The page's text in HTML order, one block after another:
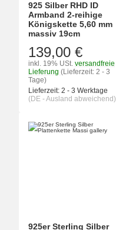
925 Silber RHD ID
Armband 2-reihige
Königskette 5,60 mm
massiv 19cm
139,00 €
inkl. 19% USt. versandfreie
Lieferung (Lieferzeit: 2 - 3
Tage)
Lieferzeit: 2 - 3 Werktage
(DE - Ausland abweichend)
925er Sterling Silber